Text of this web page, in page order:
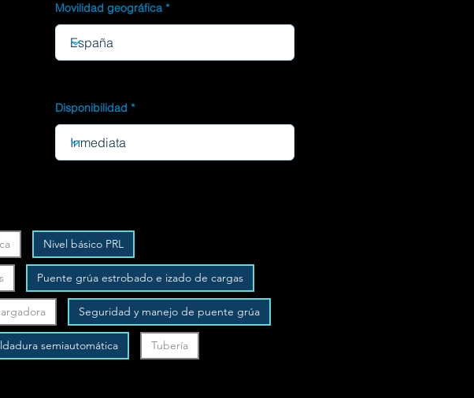
Movilidad geográfica
Disponibilidad
Nivel básico PRL
Puente grúa estrobado e izado de cargas
Seguridad y manejo de puente grúa
semiautomática Tubería